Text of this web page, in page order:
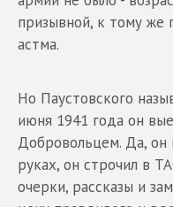
призывной, к тому же
астма.
Но Паустовского
июня 1941 года он
Добровольцем. Да, он
руках, он строчил в
очерки, рассказы и